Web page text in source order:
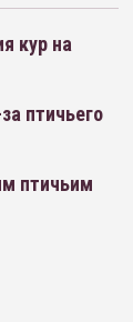
кур на
птичьего
птичьим